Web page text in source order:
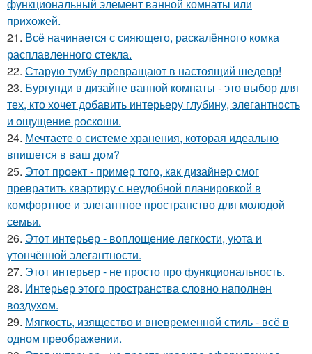
функциональный элемент ванной комнаты или
прихожей.
21. Всё начинается с сияющего, раскалённого комка
расплавленного стекла.
22. Старую тумбу превращают в настоящий шедевр!
23. Бургунди в дизайне ванной комнаты - это выбор для
тех, кто хочет добавить интерьеру глубину, элегантность
и ощущение роскоши.
24. Мечтаете о системе хранения, которая идеально
впишется в ваш дом?
25. Этот проект - пример того, как дизайнер смог
превратить квартиру с неудобной планировкой в
комфортное и элегантное пространство для молодой
семьи.
26. Этот интерьер - воплощение легкости, уюта и
утончённой элегантности.
27. Этот интерьер - не просто про функциональность.
28. Интерьер этого пространства словно наполнен
воздухом.
29. Мягкость, изящество и вневременной стиль - всё в
одном преображении.